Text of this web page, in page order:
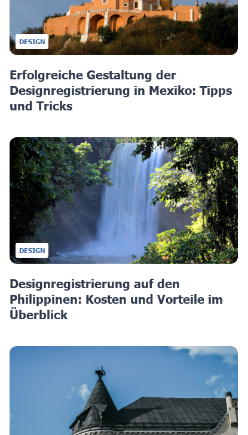
DESIGN
Erfolgreiche Gestaltung der
Designregistrierung in Mexiko: Tipps
und Tricks
DESIGN
Designregistrierung auf den
Philippinen: Kosten und Vorteile im
Überblick